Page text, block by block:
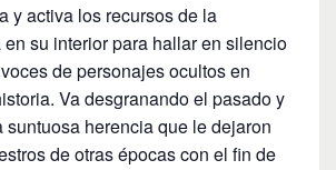
y activa los recursos de la
su interior para hallar en silencio
de personajes ocultos en
Va desgranando el pasado y
herencia que le dejaron
de otras épocas con el fin de